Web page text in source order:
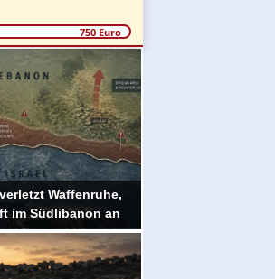
750 Euro
Waffenruhe,
im Südlibanon an